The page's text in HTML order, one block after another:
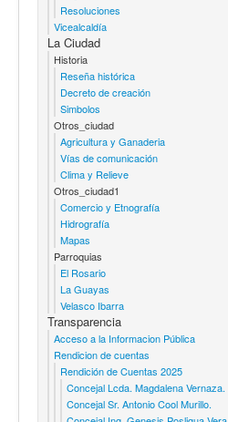
Resoluciones
Vicealcaldía
La Ciudad
Historia
Reseña histórica
Decreto de creación
Simbolos
Otros_ciudad
Agricultura y Ganaderia
Vías de comunicación
Clima y Relieve
Otros_ciudad1
Comercio y Etnografía
Hidrografía
Mapas
Parroquias
El Rosario
La Guayas
Velasco Ibarra
Transparencia
Acceso a la Informacion Pública
Rendicion de cuentas
Rendición de Cuentas 2025
Concejal Lcda. Magdalena Vernaza.
Concejal Sr. Antonio Cool Murillo.